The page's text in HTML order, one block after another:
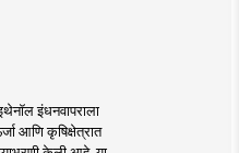
इंधनवापराला
आणि कृषिक्षेत्रात